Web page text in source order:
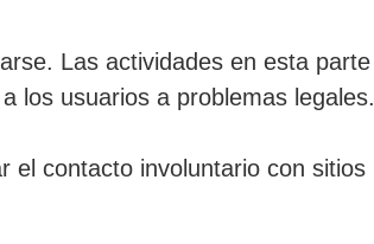
Las actividades en esta parte
los usuarios a problemas legales.
el contacto involuntario con sitios